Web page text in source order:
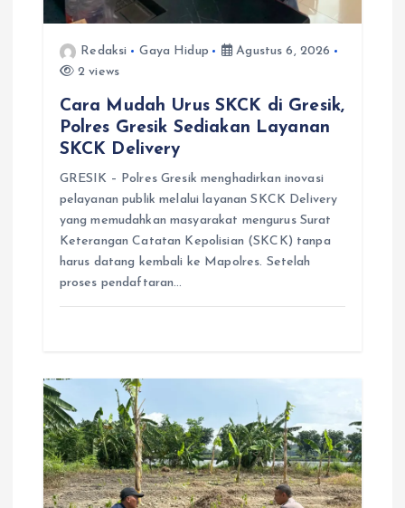
Redaksi Gaya Hidup
Agustus 6, 2026
2 views
Cara Mudah Urus SKCK di Gresik,
Polres Gresik Sediakan Layanan
SKCK Delivery
GRESIK – Polres Gresik menghadirkan inovasi
pelayanan publik melalui layanan SKCK Delivery
yang memudahkan masyarakat mengurus Surat
Keterangan Catatan Kepolisian (SKCK) tanpa
harus datang kembali ke Mapolres. Setelah
proses pendaftaran…